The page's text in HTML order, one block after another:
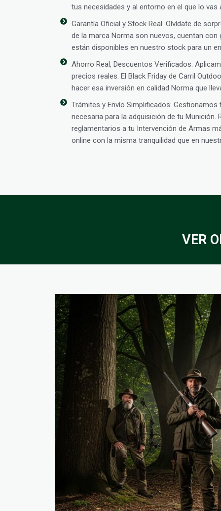
tus necesidades y al entorno en el que lo vas
Garantía Oficial y Stock Real: Olvídate de
de la marca Norma son nuevos, cuentan con
están disponibles en nuestro stock para un
Ahorro Real, Descuentos Verificados:
precios reales. El Black Friday de Carril
hacer esa inversión en calidad Norma que
Trámites y Envío Simplificados:
necesaria para la adquisición de tu Munición.
reglamentarios a tu Intervención de Armas
online con la misma tranquilidad que en
VER